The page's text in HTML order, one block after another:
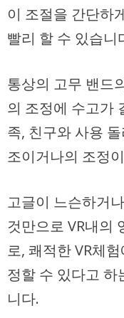
이 조절을 간단하
빨리 할 수 ​​있습니
통상의 고무 밴드
의 조정에 수고가
족, 친구와 사용
조이거나의 조정
고글이 느슨하거
것만으로 VR내의
로, 쾌적한 VR체
정할 수 있다고 하
니다.